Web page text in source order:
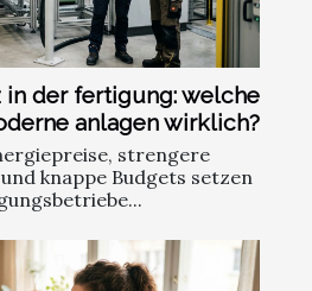
in der fertigung: welche
anlagen wirklich?
strengere
knappe Budgets setzen